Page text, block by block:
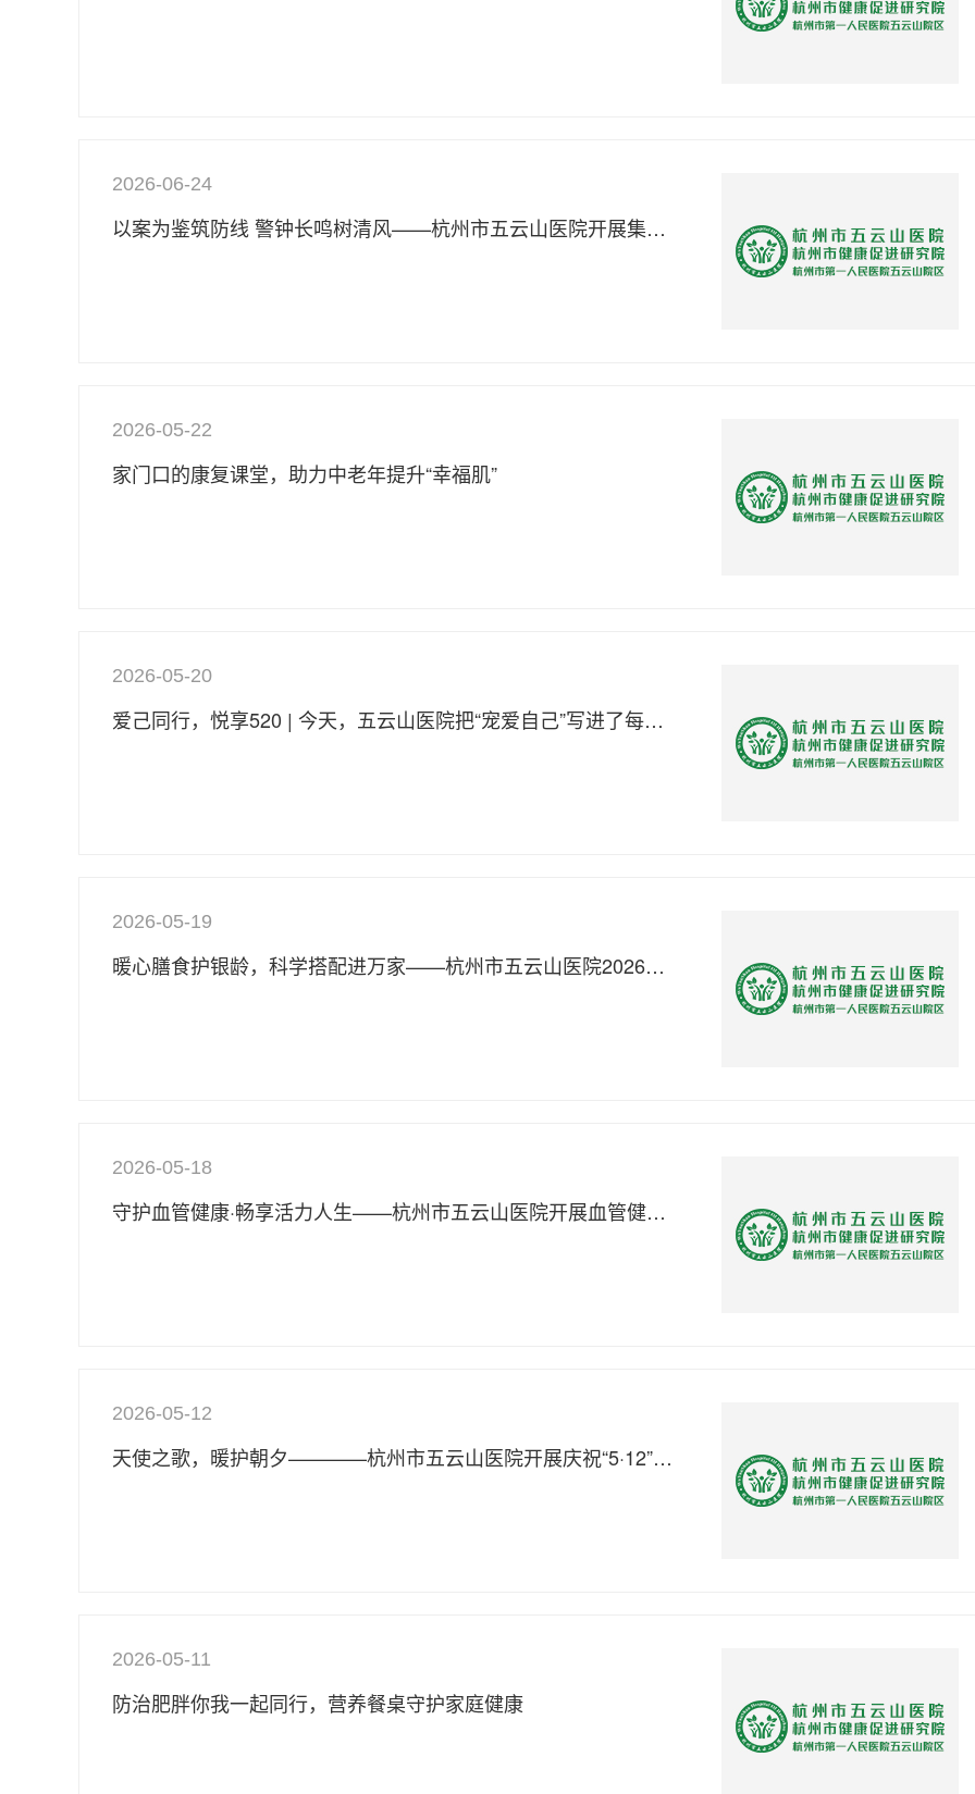
2026-06-24
以案为鉴筑防线 警钟长鸣树清风——杭州市五云山医院开展集中警示教育暨党建联建活动
2026-05-22
家门口的康复课堂，助力中老年提升“幸福肌”
2026-05-20
爱己同行，悦享520 | 今天，五云山医院把“宠爱自己”写进了每一处细节
2026-05-19
暖心膳食护银龄，科学搭配进万家——杭州市五云山医院2026年全民营养周“食”在精彩！
2026-05-18
守护血管健康·畅享活力人生——杭州市五云山医院开展血管健康日主题活动
2026-05-12
天使之歌，暖护朝夕————杭州市五云山医院开展庆祝“5·12”国际护士节系列活动
2026-05-11
防治肥胖你我一起同行，营养餐桌守护家庭健康